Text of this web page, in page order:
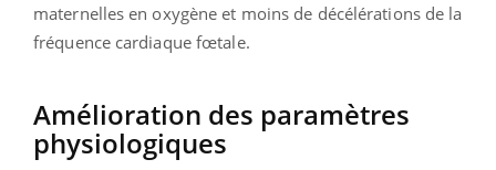
maternelles en oxygène et moins de décélérations de la
fréquence cardiaque fœtale.
Amélioration des paramètres
physiologiques